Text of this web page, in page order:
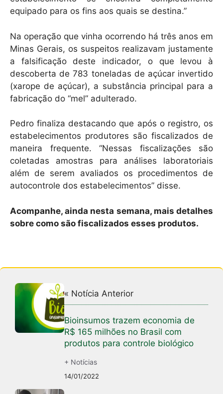
equipado para os fins aos quais se destina.”
Na operação que vinha ocorrendo há três anos em
Minas Gerais, os suspeitos realizavam justamente
a falsificação deste indicador, o que levou à
descoberta de 783 toneladas de açúcar invertido
(xarope de açúcar), a substância principal para a
fabricação do “mel” adulterado.
Pedro finaliza destacando que após o registro, os
estabelecimentos produtores são fiscalizados de
maneira frequente. “Nessas fiscalizações são
coletadas amostras para análises laboratoriais
além de serem avaliados os procedimentos de
autocontrole dos estabelecimentos” disse.
Acompanhe, ainda nesta semana, mais detalhes
sobre como são fiscalizados esses produtos.
« Notícia Anterior
Bioinsumos trazem economia de
R$ 165 milhões no Brasil com
produtos para controle biológico
+ Notícias
14/01/2022